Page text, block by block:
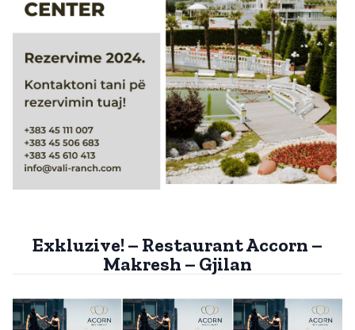
Exkluzive! – Restaurant Accorn –
Makresh – Gjilan